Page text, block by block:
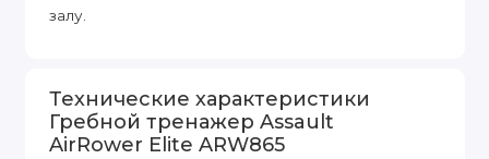
залу.
Технические характеристики
Гребной тренажер Assault
AirRower Elite ARW865